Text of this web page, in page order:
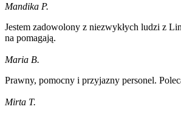
Mandika P.
Jestem zadowolony z niezwykłych ludzi z
na pomagają.
Maria B.
Prawny, pomocny i przyjazny personel.
Mirta T.